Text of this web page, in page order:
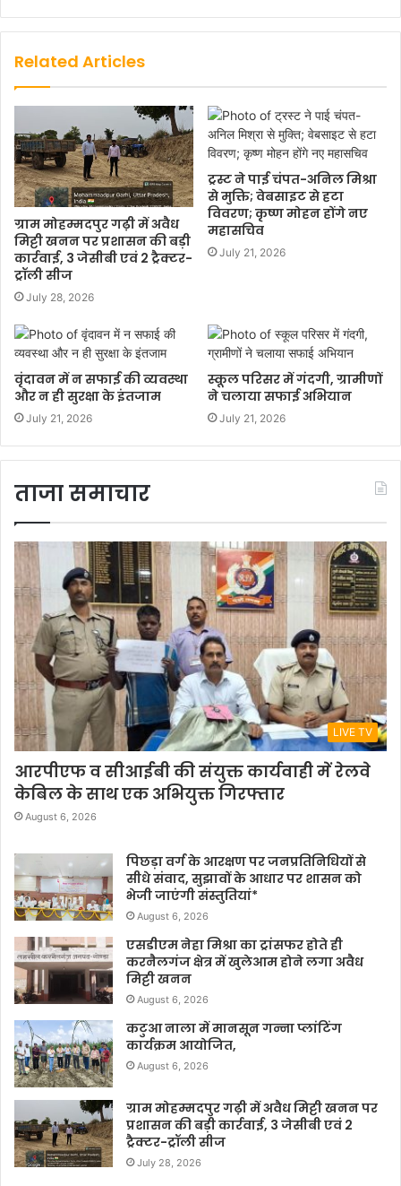
Related Articles
ग्राम मोहम्मदपुर गढ़ी में अवैध
मिट्टी खनन पर प्रशासन की बड़ी
कार्रवाई, 3 जेसीबी एवं 2 ट्रैक्टर-
ट्रॉली सीज
July 28, 2026
ट्रस्ट ने पाई चंपत-अनिल मिश्रा
से मुक्ति; वेबसाइट से हटा
विवरण; कृष्ण मोहन होंगे नए
महासचिव
July 21, 2026
वृंदावन में न सफाई की व्यवस्था
और न ही सुरक्षा के इंतजाम
July 21, 2026
स्कूल परिसर में गंदगी, ग्रामीणों
ने चलाया सफाई अभियान
July 21, 2026
ताजा समाचार
LIVE TV
आरपीएफ व सीआईबी की संयुक्त कार्यवाही में रेलवे
केबिल के साथ एक अभियुक्त गिरफ्तार
August 6, 2026
पिछड़ा वर्ग के आरक्षण पर जनप्रतिनिधियों से
सीधे संवाद, सुझावों के आधार पर शासन को
भेजी जाएंगी संस्तुतियां*
August 6, 2026
एसडीएम नेहा मिश्रा का ट्रांसफर होते ही
करनैलगंज क्षेत्र में खुलेआम होने लगा अवैध
मिट्टी खनन
August 6, 2026
कटुआ नाला में मानसून गन्ना प्लांटिंग
कार्यक्रम आयोजित,
August 6, 2026
ग्राम मोहम्मदपुर गढ़ी में अवैध मिट्टी खनन पर
प्रशासन की बड़ी कार्रवाई, 3 जेसीबी एवं 2
ट्रैक्टर-ट्रॉली सीज
July 28, 2026